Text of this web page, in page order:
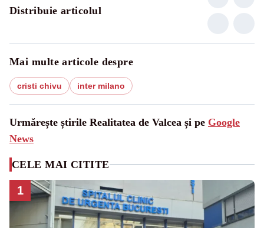
Distribuie articolul
Mai multe articole despre
cristi chivu inter milano
Urmărește știrile Realitatea de Valcea și pe Google
News
CELE MAI CITITE
1